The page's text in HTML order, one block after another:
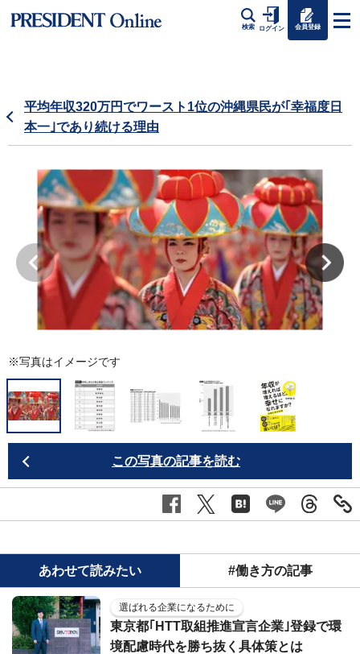
検索 ログイン 会員登録
平均年収320万円でワースト1位の沖縄県民が｢幸福度日
本一｣であり続ける理由
※写真はイメージです
この写真の記事を読む
あわせて読みたい #働き方の記事
選ばれる企業になるために
東京都｢HTT取組推進宣言企業｣登録で環
境配慮時代を勝ち抜く具体策とは